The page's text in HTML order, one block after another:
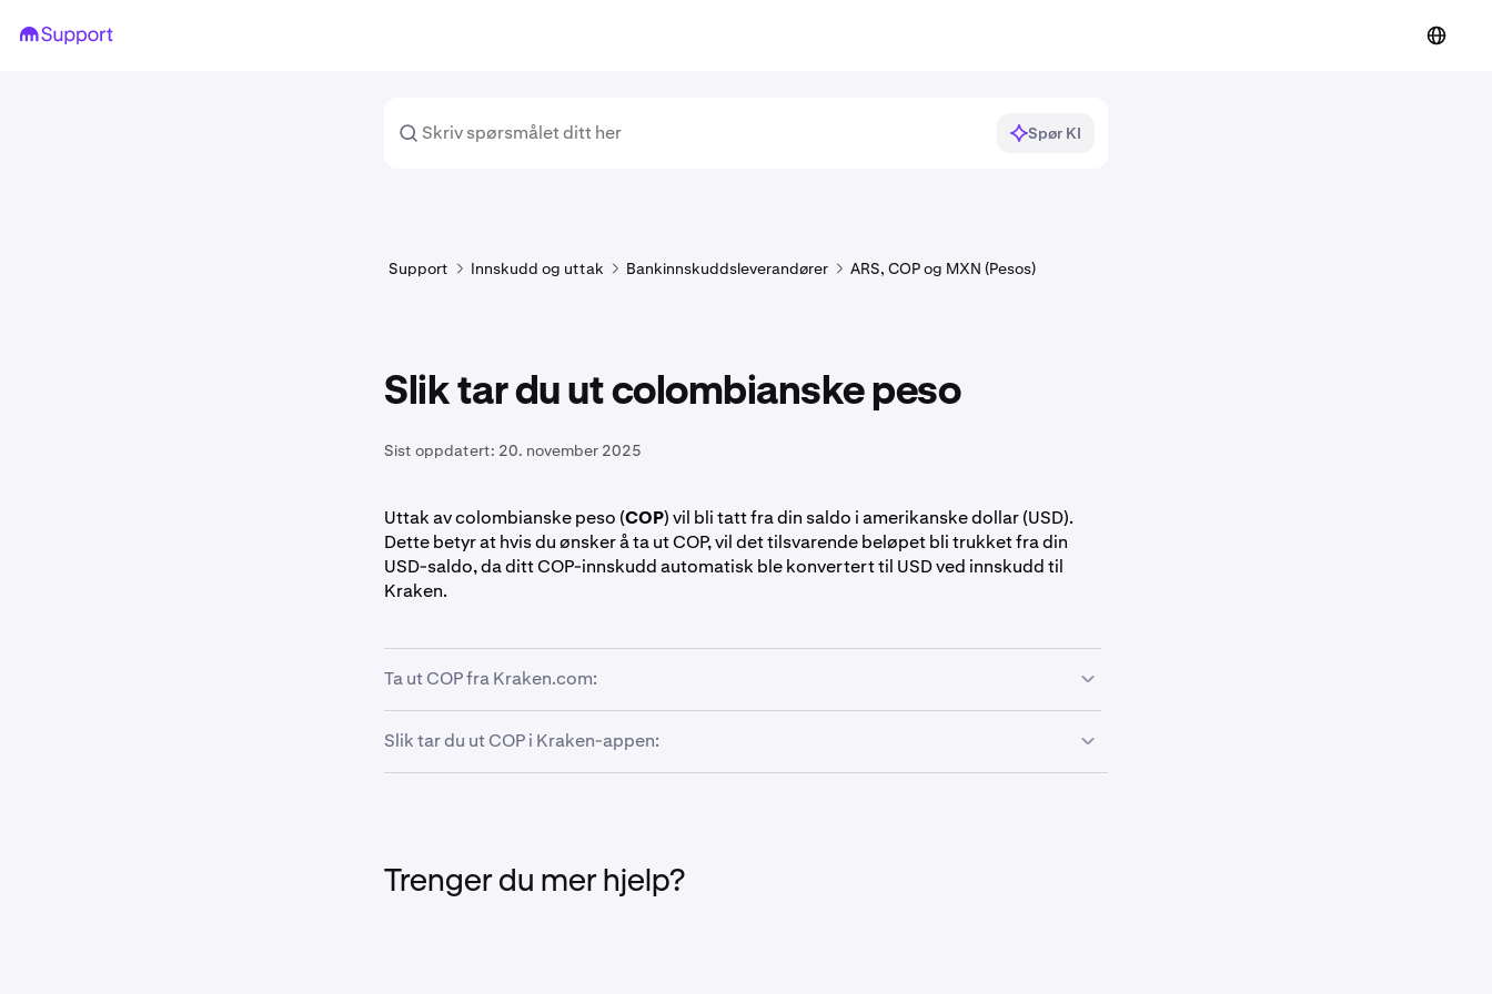
Spør KI
Support Innskudd og uttak Bankinnskuddsleverandører ARS, COP og MXN (Pesos)
Slik tar du ut colombianske peso
Sist oppdatert: 20. november 2025
Uttak av colombianske peso (COP) vil bli tatt fra din saldo i amerikanske dollar (USD).
Dette betyr at hvis du ønsker å ta ut COP, vil det tilsvarende beløpet bli trukket fra din
USD-saldo, da ditt COP-innskudd automatisk ble konvertert til USD ved innskudd til
Kraken.
Ta ut COP fra Kraken.com:
1 På kontohjemmesiden din klikker du på
2
Under nedtrekksmenyen for eiendeler velger du COP.
Slik tar du ut COP i Kraken-appen:
Trenger du mer hjelp?